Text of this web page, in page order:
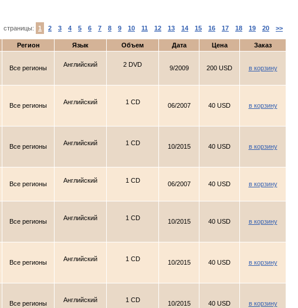
страницы: 1 2 3 4 5 6 7 8 9 10 11 12 13 14 15 16 17 18 19 20 >>
Регион Язык Объем Дата Цена Заказ
Все регионы Английский 2 DVD 9/2009 200 USD в корзину
Все регионы Английский 1 CD 06/2007 40 USD в корзину
Все регионы Английский 1 CD 10/2015 40 USD в корзину
Все регионы Английский 1 CD 06/2007 40 USD в корзину
Все регионы Английский 1 CD 10/2015 40 USD в корзину
Все регионы Английский 1 CD 10/2015 40 USD в корзину
Все регионы Английский 1 CD 10/2015 40 USD в корзину